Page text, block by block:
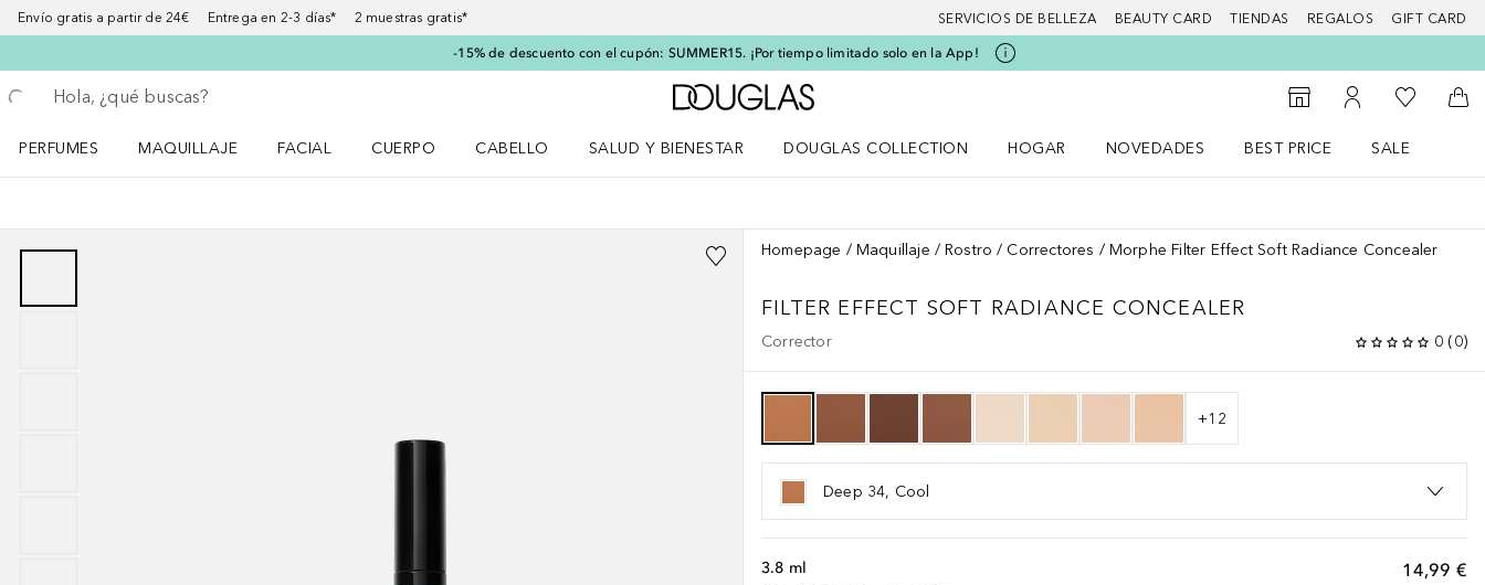
Envío gratis a partir de 24€ Entrega en 2-3 días* 2 muestras gratis* SERVICIOS DE BELLEZA BEAUTY CARD TIENDAS REGALOS GIFT CARD
-15% de descuento con el cupón: SUMMER15. ¡Por tiempo limitado solo en la App!
Regresar
Ejecutar búsqueda
A Douglas Home
Al Storefinder
Mi cuenta
Mi lista de
A
PERFUMES
MAQUILLAJE
FACIAL
CUERPO
CABELLO
SALUD Y BIENESTAR
DOUGLAS COLLECTION
HOGAR
NOVEDADES
BEST PRICE
SALE
Homepage Maquillaje Rostro Correctores Morphe Filter Effect Soft Radiance Concealer
FILTER EFFECT SOFT RADIANCE CONCEALER
Corrector 0 (0)
+12
Deep 34, Cool
14,99 €
3.8 ml